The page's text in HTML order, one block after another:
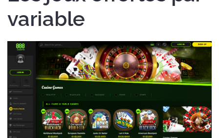
variable